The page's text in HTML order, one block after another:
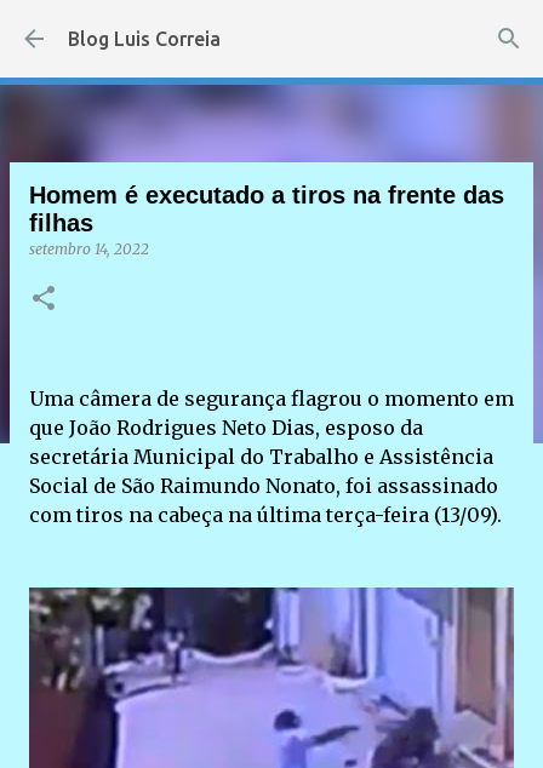
Pular para o conteúdo principal
Blog Luis Correia
Homem é executado a tiros na frente das
filhas
setembro 14, 2022
Uma câmera de segurança flagrou o momento em
que João Rodrigues Neto Dias, esposo da
secretária Municipal do Trabalho e Assistência
Social de São Raimundo Nonato, foi assassinado
com tiros na cabeça na última terça-feira (13/09).